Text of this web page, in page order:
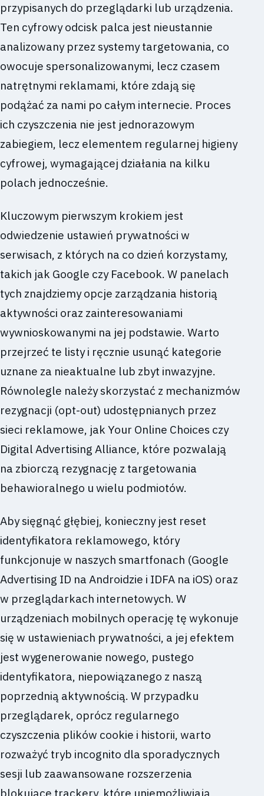
przypisanych do przeglądarki lub urządzenia.
Ten cyfrowy odcisk palca jest nieustannie
analizowany przez systemy targetowania, co
owocuje spersonalizowanymi, lecz czasem
natrętnymi reklamami, które zdają się
podążać za nami po całym internecie. Proces
ich czyszczenia nie jest jednorazowym
zabiegiem, lecz elementem regularnej higieny
cyfrowej, wymagającej działania na kilku
polach jednocześnie.
Kluczowym pierwszym krokiem jest
odwiedzenie ustawień prywatności w
serwisach, z których na co dzień korzystamy,
takich jak Google czy Facebook. W panelach
tych znajdziemy opcje zarządzania historią
aktywności oraz zainteresowaniami
wywnioskowanymi na jej podstawie. Warto
przejrzeć te listy i ręcznie usunąć kategorie
uznane za nieaktualne lub zbyt inwazyjne.
Równolegle należy skorzystać z mechanizmów
rezygnacji (opt-out) udostępnianych przez
sieci reklamowe, jak Your Online Choices czy
Digital Advertising Alliance, które pozwalają
na zbiorczą rezygnację z targetowania
behawioralnego u wielu podmiotów.
Aby sięgnąć głębiej, konieczny jest reset
identyfikatora reklamowego, który
funkcjonuje w naszych smartfonach (Google
Advertising ID na Androidzie i IDFA na iOS) oraz
w przeglądarkach internetowych. W
urządzeniach mobilnych operację tę wykonuje
się w ustawieniach prywatności, a jej efektem
jest wygenerowanie nowego, pustego
identyfikatora, niepowiązanego z naszą
poprzednią aktywnością. W przypadku
przeglądarek, oprócz regularnego
czyszczenia plików cookie i historii, warto
rozważyć tryb incognito dla sporadycznych
sesji lub zaawansowane rozszerzenia
blokujące trackery, które uniemożliwiają